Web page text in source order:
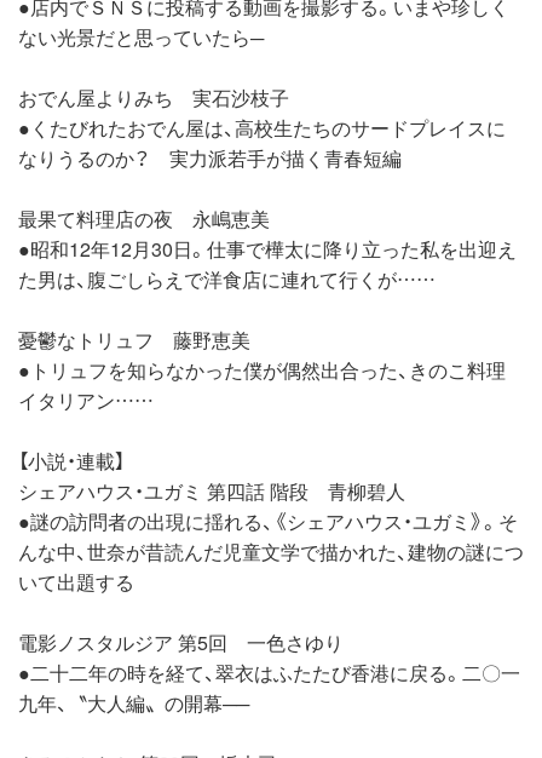
●店内でＳＮＳに投稿する動画を撮影する。いまや珍しく
ない光景だと思っていたら─
おでん屋よりみち 実石沙枝子
●くたびれたおでん屋は、高校生たちのサードプレイスに
なりうるのか？ 実力派若手が描く青春短編
最果て料理店の夜 永嶋恵美
●昭和12年12月30日。仕事で樺太に降り立った私を出迎え
た男は、腹ごしらえで洋食店に連れて行くが……
憂鬱なトリュフ 藤野恵美
●トリュフを知らなかった僕が偶然出合った、きのこ料理
イタリアン……
【小説・連載】
シェアハウス・ユガミ 第四話 階段 青柳碧人
●謎の訪問者の出現に揺れる、《シェアハウス・ユガミ》。そ
んな中、世奈が昔読んだ児童文学で描かれた、建物の謎につ
いて出題する
電影ノスタルジア 第5回 一色さゆり
●二十二年の時を経て、翠衣はふたたび香港に戻る。二〇一
九年、〝大人編〟の開幕──